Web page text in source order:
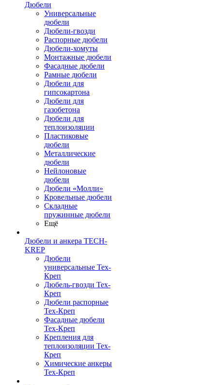
Дюбели
Универсальные
дюбели
Дюбели-гвозди
Распорные дюбели
Дюбели-хомуты
Монтажные дюбели
Фасадные дюбели
Рамные дюбели
Дюбели для
гипсокартона
Дюбели для
газобетона
Дюбели для
теплоизоляции
Пластиковые
дюбели
Металлические
дюбели
Нейлоновые
дюбели
Дюбели «Молли»
Кровельные дюбели
Складные
пружинные дюбели
Ещё
Дюбели и анкера TECH-
KREP
Дюбели
универсальные Тех-
Креп
Дюбель-гвозди Тех-
Креп
Дюбели распорные
Тех-Креп
Фасадные дюбели
Тех-Креп
Крепления для
теплоизоляции Тех-
Креп
Химические анкеры
Тех-Креп